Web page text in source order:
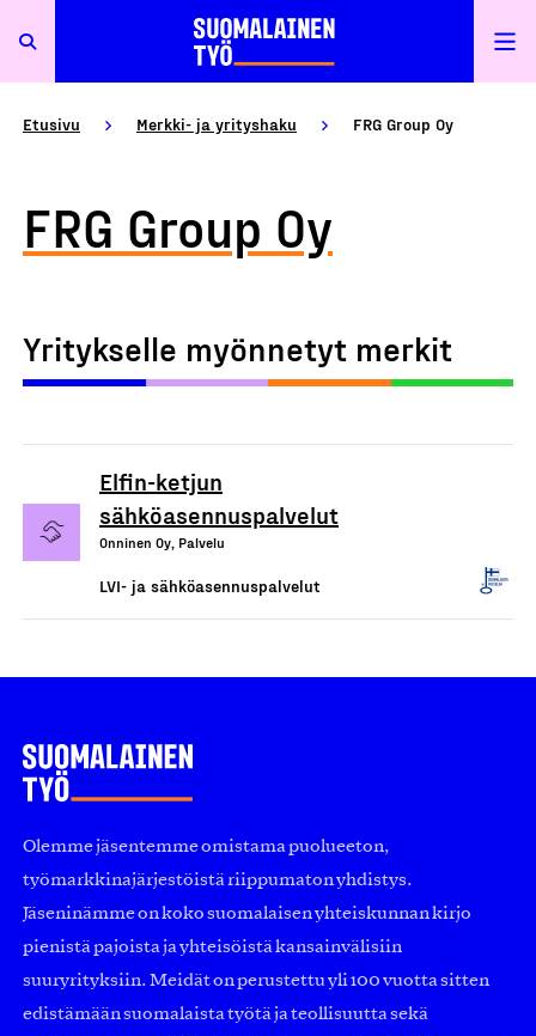
Etusivu Merkki- ja yrityshaku FRG Group Oy
FRG Group Oy
Yritykselle myönnetyt merkit
Elfin-ketjun
sähköasennuspalvelut
Onninen Oy, Palvelu
LVI- ja sähköasennuspalvelut
Olemme jäsentemme omistama puolueeton,
työmarkkinajärjestöistä riippumaton yhdistys.
Jäseninämme on koko suomalaisen yhteiskunnan kirjo
pienistä pajoista ja yhteisöistä kansainvälisiin
suuryrityksiin. Meidät on perustettu yli 100 vuotta sitten
edistämään suomalaista työtä ja teollisuutta sekä